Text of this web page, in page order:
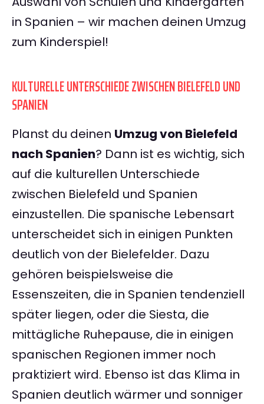
in Spanien – wir machen deinen Umzug
zum Kinderspiel!
KULTURELLE UNTERSCHIEDE ZWISCHEN BIELEFELD UND
SPANIEN
Planst du deinen Umzug von Bielefeld
nach Spanien? Dann ist es wichtig, sich
auf die kulturellen Unterschiede
zwischen Bielefeld und Spanien
einzustellen. Die spanische Lebensart
unterscheidet sich in einigen Punkten
deutlich von der Bielefelder. Dazu
gehören beispielsweise die
Essenszeiten, die in Spanien tendenziell
später liegen, oder die Siesta, die
mittägliche Ruhepause, die in einigen
spanischen Regionen immer noch
praktiziert wird. Ebenso ist das Klima in
Spanien deutlich wärmer und sonniger